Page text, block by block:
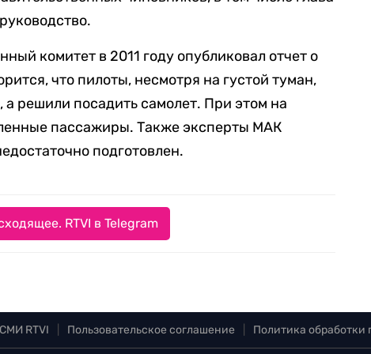
комитет в 2011 году опубликовал отчет о
что пилоты, несмотря на густой туман,
решили посадить самолет. При этом на
пассажиры. Также эксперты МАК
подготовлен.
RTVI в Telegram
RTVI Пользовательское соглашение Политика